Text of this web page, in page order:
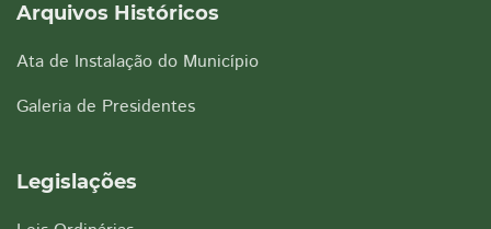
Arquivos Históricos
Ata de Instalação do Município
Galeria de Presidentes
Legislações